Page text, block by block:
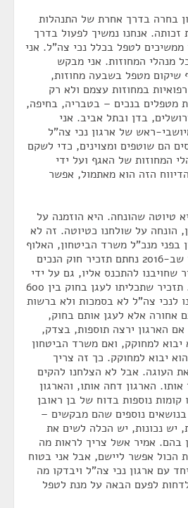
בחרה בדרך אחרת של התנהלות
אנחנו נמשיך לפעול בדרך
ממשיכים לטפל בכלל נכי צה"ל. אני
מנהלי המחוזות. אני מבקש
שיקום מטפל בשבעה מחוזות,
במחוזות עצמם ולא רק
מטפלים בנכים – בטבריה, בחיפה,
בדן ובתל אביב. אני
ראש של ארגון נכי צה"ל
הם שוטפים ומצוינים, כדי לשקם
המחוזות של האגף ועל ידי
הזה הוא מאתמול, אפשר
טיוטה שהונחה. היא הוזמנה על
הונחה על שולחנו כטיוטה. זה לא
בפני מנכ"ל משרד הביטחון, האלוף
אמיר אשל. אני גם מזכיר שב-2016 נחתם תזכיר חוק הנכים
שחויבנו להתכנס אליו, גם על ידי
היועץ המשפטי לממשלה. תזכיר שתכליתו לעגן בחוק בין 600
לנכי צה"ל לא בסמכות ולא ברשות
אחורה אלא לעגן אותם בחוק,
הארגון ירצה תוספות, בצדק,
יבוא למחוקק, ואם משרד הביטחון
יבוא למחוקק. כך זה צריך
העוגה. אבל לא הצלחנו להקים
הארגון דחה אותו, והארגון
קומות נוספות בדוח של בן ראובן
בנושאים נוספים שהם מבקשים –
יש נכונות, יש הכלה לשים את
בהם. אמיר אשל צריך לראות מה
הכול אפשר ליישם, אבל אני בטוח
עם ארגון נכי צה"ל ויבדקו מה
לפעם הבאה על מנת לטפל